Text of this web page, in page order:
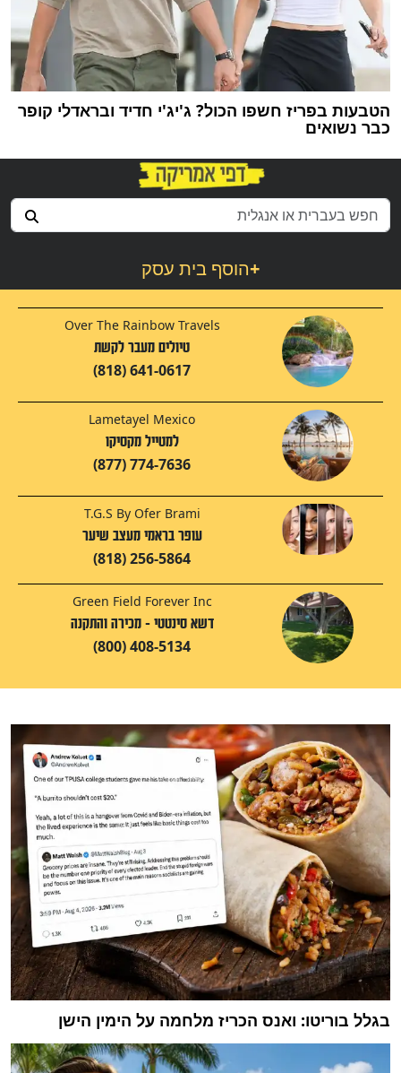
הטבעות בפריז חשפו הכול? ג'יג'י חדיד ובראדלי קופר
כבר נשואים
הוסף בית עסק+
Over The Rainbow Travels
טיולים מעבר לקשת
(818) 641-0617
Lametayel Mexico
למטייל מקסיקו
(877) 774-7636
T.G.S By Ofer Brami
עופר בראמי מעצב שיער
(818) 256-5864
Green Field Forever Inc
דשא סינטטי - מכירה והתקנה
(800) 408-5134
בגלל בוריטו: ואנס הכריז מלחמה על הימין הישן